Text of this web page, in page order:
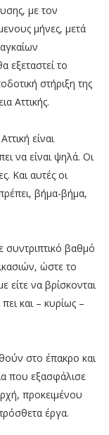
με τον
μήνες, μετά
εξεταστεί το
στήριξη της
Αττικής.
είναι
να είναι ψηλά. Οι
Και αυτές οι
βήμα-βήμα,
συντριπτικό βαθμό
ώστε το
να βρίσκονται
και – κυρίως –
στο έπακρο και
που εξασφάλισε
προκειμένου
έργα.